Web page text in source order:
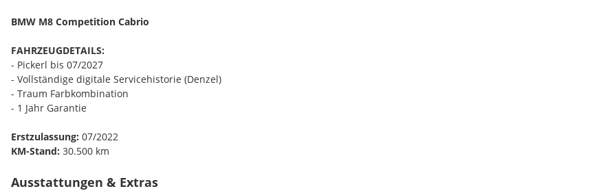
BMW M8 Competition Cabrio
FAHRZEUGDETAILS:
- Pickerl bis 07/2027
- Vollständige digitale Servicehistorie (Denzel)
- Traum Farbkombination
- 1 Jahr Garantie
Erstzulassung: 07/2022
KM-Stand: 30.500 km
Kraftstoff:Benzin
Ausstattungen & Extras